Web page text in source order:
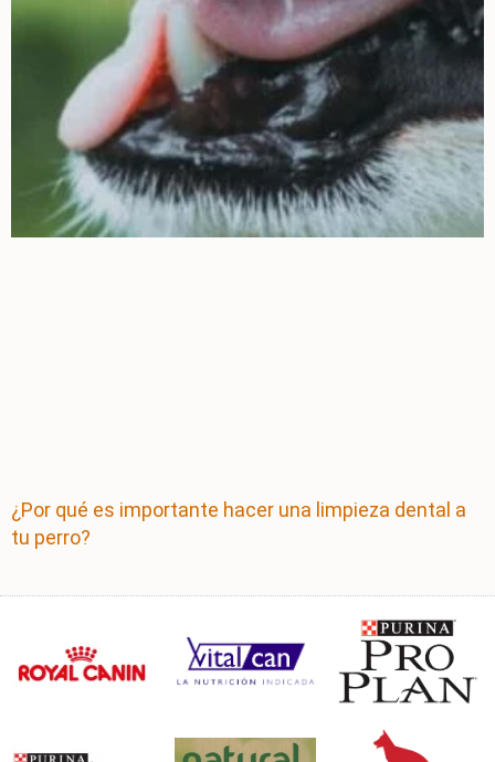
¿Por qué es importante hacer una limpieza dental a
tu perro?